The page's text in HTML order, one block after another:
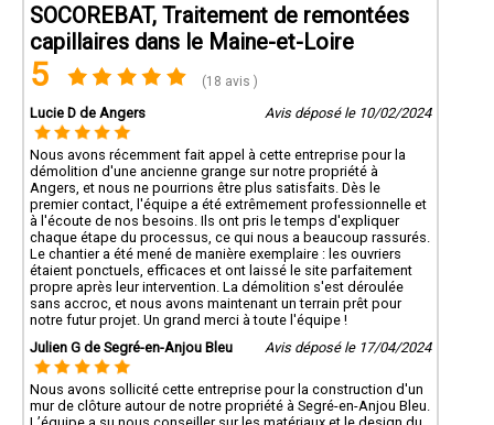
SOCOREBAT, Traitement de remontées
capillaires dans le Maine-et-Loire
5 (18 avis )
Lucie D de Angers Avis déposé le 10/02/2024
Nous avons récemment fait appel à cette entreprise pour la
démolition d'une ancienne grange sur notre propriété à
Angers, et nous ne pourrions être plus satisfaits. Dès le
premier contact, l'équipe a été extrêmement professionnelle et
à l'écoute de nos besoins. Ils ont pris le temps d'expliquer
chaque étape du processus, ce qui nous a beaucoup rassurés.
Le chantier a été mené de manière exemplaire : les ouvriers
étaient ponctuels, efficaces et ont laissé le site parfaitement
propre après leur intervention. La démolition s'est déroulée
sans accroc, et nous avons maintenant un terrain prêt pour
notre futur projet. Un grand merci à toute l'équipe !
Julien G de Segré-en-Anjou Bleu
Avis déposé le 17/04/2024
Nous avons sollicité cette entreprise pour la construction d'un
mur de clôture autour de notre propriété à Segré-en-Anjou Bleu.